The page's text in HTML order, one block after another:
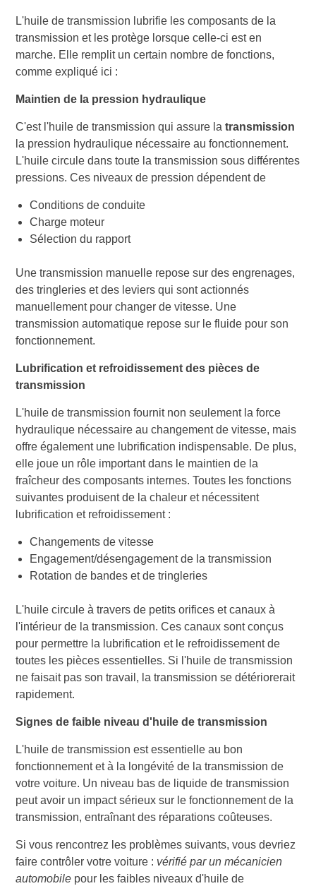
L'huile de transmission lubrifie les composants de la
transmission et les protège lorsque celle-ci est en
marche. Elle remplit un certain nombre de fonctions,
comme expliqué ici :
Maintien de la pression hydraulique
C'est l'huile de transmission qui assure la transmission
la pression hydraulique nécessaire au fonctionnement.
L'huile circule dans toute la transmission sous différentes
pressions. Ces niveaux de pression dépendent de
Conditions de conduite
Charge moteur
Sélection du rapport
Une transmission manuelle repose sur des engrenages,
des tringleries et des leviers qui sont actionnés
manuellement pour changer de vitesse. Une
transmission automatique repose sur le fluide pour son
fonctionnement.
Lubrification et refroidissement des pièces de
transmission
L'huile de transmission fournit non seulement la force
hydraulique nécessaire au changement de vitesse, mais
offre également une lubrification indispensable. De plus,
elle joue un rôle important dans le maintien de la
fraîcheur des composants internes. Toutes les fonctions
suivantes produisent de la chaleur et nécessitent
lubrification et refroidissement :
Changements de vitesse
Engagement/désengagement de la transmission
Rotation de bandes et de tringleries
L'huile circule à travers de petits orifices et canaux à
l'intérieur de la transmission. Ces canaux sont conçus
pour permettre la lubrification et le refroidissement de
toutes les pièces essentielles. Si l'huile de transmission
ne faisait pas son travail, la transmission se détériorerait
rapidement.
Signes de faible niveau d'huile de transmission
L'huile de transmission est essentielle au bon
fonctionnement et à la longévité de la transmission de
votre voiture. Un niveau bas de liquide de transmission
peut avoir un impact sérieux sur le fonctionnement de la
transmission, entraînant des réparations coûteuses.
Si vous rencontrez les problèmes suivants, vous devriez
faire contrôler votre voiture : vérifié par un mécanicien
automobilepour les faibles niveaux d'huile de